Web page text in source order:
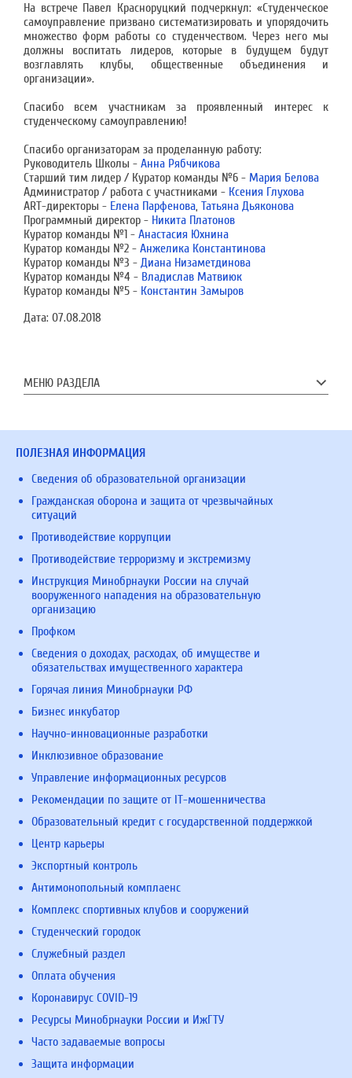
На встрече Павел Красноруцкий подчеркнул: «Студенческое
самоуправление призвано систематизировать и упорядочить
множество форм работы со студенчеством. Через него мы
должны воспитать лидеров, которые в будущем будут
возглавлять клубы, общественные объединения и
организации».
Спасибо всем участникам за проявленный интерес к
студенческому самоуправлению!
Спасибо организаторам за проделанную работу:
Руководитель Школы - Анна Рябчикова
Старший тим лидер / Куратор команды №6 - Мария Белова
Администратор / работа с участниками - Ксения Глухова
ART-директоры - Елена Парфенова, Татьяна Дьяконова
Программный директор - Никита Платонов
Куратор команды №1 - Анастасия Юхнина
Куратор команды №2 - Анжелика Константинова
Куратор команды №3 - Диана Низаметдинова
Куратор команды №4 - Владислав Матвиюк
Куратор команды №5 - Константин Замыров
Дата: 07.08.2018
МЕНЮ РАЗДЕЛА
ПОЛЕЗНАЯ ИНФОРМАЦИЯ
Сведения об образовательной организации
Гражданская оборона и защита от чрезвычайных
ситуаций
Противодействие коррупции
Противодействие терроризму и экстремизму
Инструкция Минобрнауки России на случай
вооруженного нападения на образовательную
организацию
Профком
Сведения о доходах, расходах, об имуществе и
обязательствах имущественного характера
Горячая линия Минобрнауки РФ
Бизнес инкубатор
Научно-инновационные разработки
Инклюзивное образование
Управление информационных ресурсов
Рекомендации по защите от IT-мошенничества
Образовательный кредит с государственной поддержкой
Центр карьеры
Экспортный контроль
Антимонопольный комплаенс
Комплекс спортивных клубов и сооружений
Студенческий городок
Служебный раздел
Оплата обучения
Коронавирус COVID-19
Ресурсы Минобрнауки России и ИжГТУ
Часто задаваемые вопросы
Защита информации